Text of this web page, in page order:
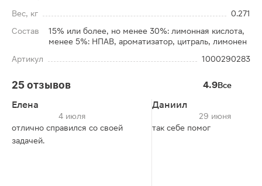
Вес, кг
0.271
Состав
15% или более, но менее 30%: лимонная кислота,
менее 5%: НПАВ, ароматизатор, цитраль, лимонен
Артикул
1000290283
25 отзывов 4.9Все
Елена
4 июля
отлично справился со своей
задачей.
Даниил
29 июня
так себе помог